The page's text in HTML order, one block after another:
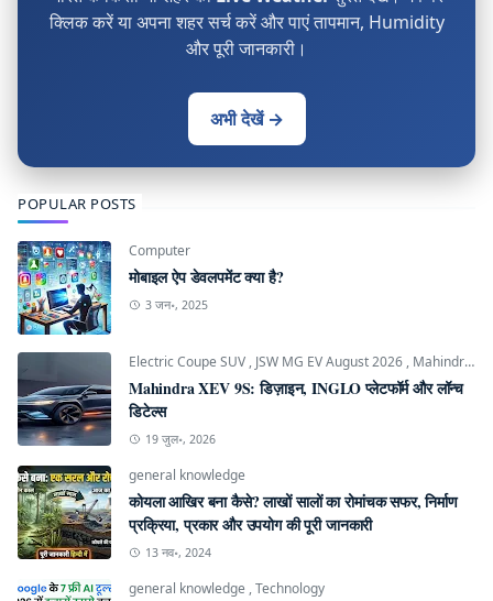
क्लिक करें या अपना शहर सर्च करें और पाएं तापमान, Humidity
और पूरी जानकारी।
अभी देखें →
POPULAR POSTS
Computer
मोबाइल ऐप डेवलपमेंट क्या है?
3 जन॰, 2025
Electric Coupe SUV , JSW MG EV August 2026 , Mahindra INGLO Platform
Mahindra XEV 9S: डिज़ाइन, INGLO प्लेटफॉर्म और लॉन्च
डिटेल्स
19 जुल॰, 2026
general knowledge
कोयला आखिर बना कैसे? लाखों सालों का रोमांचक सफर, निर्माण
प्रक्रिया, प्रकार और उपयोग की पूरी जानकारी
13 नव॰, 2024
general knowledge ,Technology